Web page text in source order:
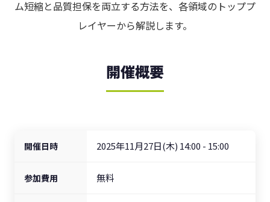
ム短縮と品質担保を両立する方法を、各領域のトッププ
レイヤーから解説します。
開催概要
開催日時 2025年11月27日(木) 14:00 - 15:00
参加費用 無料